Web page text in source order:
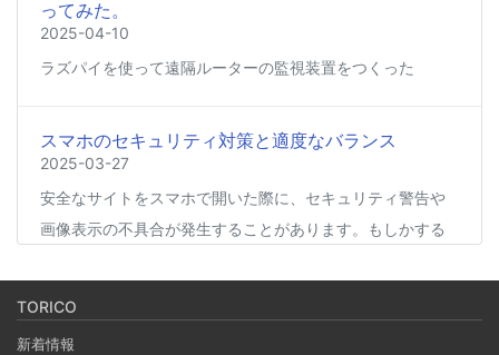
ってみた。
2025-04-10
ラズパイを使って遠隔ルーターの監視装置をつくった
スマホのセキュリティ対策と適度なバランス
2025-03-27
安全なサイトをスマホで開いた際に、セキュリティ警告や
画像表示の不具合が発生することがあります。もしかする
ィ対策とその影響について簡単にご紹介します。
TORICO
新着情報